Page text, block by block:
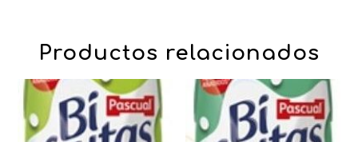
Productos relacionados